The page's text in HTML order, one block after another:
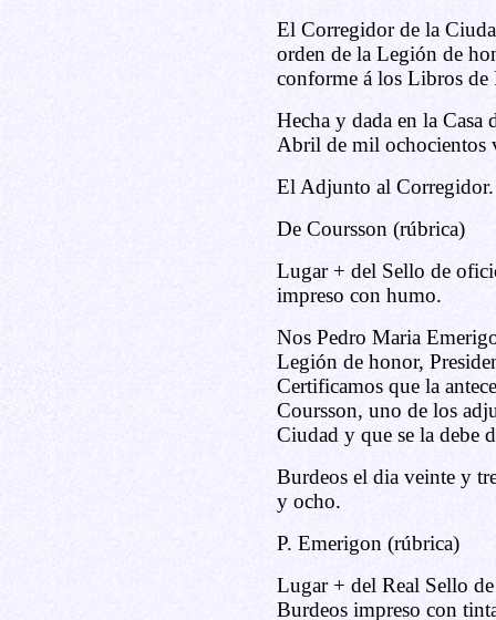
El Corregidor de la
orden de la Legión de
conforme á los Libros de
Hecha y dada en la
Abril de mil ochocientos
El Adjunto al Corregidor.
De Coursson (rúbrica)
Lugar + del Sello de
impreso con humo.
Nos Pedro Maria
Legión de honor,
Certificamos que la
Coursson, uno de los
Ciudad y que se la debe
Burdeos el dia veinte y
y ocho.
P. Emerigon (rúbrica)
Lugar + del Real Sello
Burdeos impreso con